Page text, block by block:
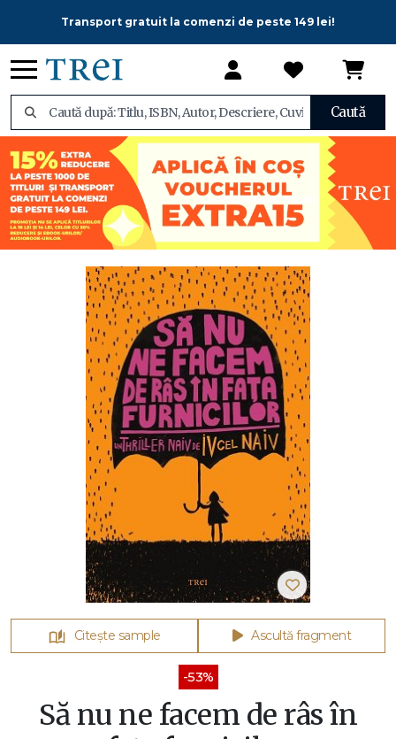
Transport gratuit la comenzi de peste 149 lei!
Caută
Citește sample Ascultă fragment
-53%
Să nu ne facem de râs în